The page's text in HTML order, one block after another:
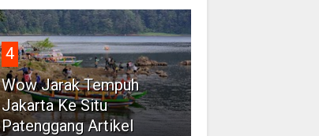
4
Wow Jarak Tempuh
Jakarta Ke Situ
Patenggang Artikel